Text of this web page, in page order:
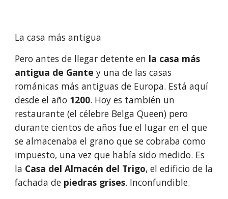
La casa más antigua
Pero antes de llegar detente en la casa más
antigua de Gante y una de las casas
románicas más antiguas de Europa. Está aquí
desde el año 1200. Hoy es también un
restaurante (el célebre Belga Queen) pero
durante cientos de años fue el lugar en el que
se almacenaba el grano que se cobraba como
impuesto, una vez que había sido medido. Es
la Casa del Almacén del Trigo, el edificio de la
fachada de piedras grises. Inconfundible.